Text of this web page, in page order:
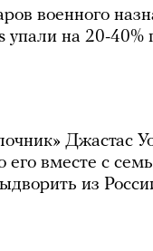
военного
на 20-40%
Джастас
его вместе с
из